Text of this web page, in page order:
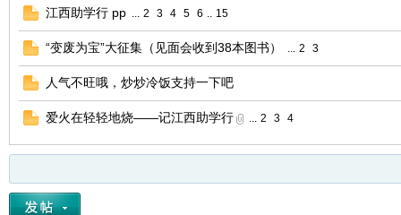
江西助学行 pp ... 2 3 4 5 6 .. 15
“变废为宝”大征集（见面会收到38本图书） ... 2 3
人气不旺哦，炒炒冷饭支持一下吧
爱火在轻轻地烧——记江西助学行 ... 2 3 4